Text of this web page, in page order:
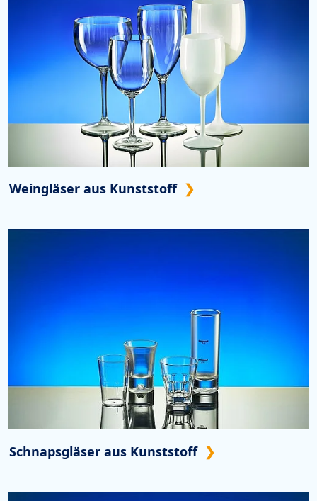
Weingläser aus Kunststoff
Schnapsgläser aus Kunststoff